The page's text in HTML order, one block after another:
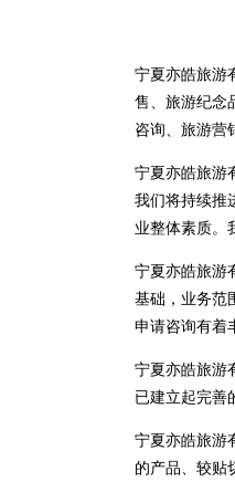
宁夏亦皓旅游
售、旅游纪念
咨询、旅游营
宁夏亦皓旅游
我们将持续推
业整体素质。
宁夏亦皓旅游
基础，业务范
申请咨询有着
宁夏亦皓旅游
已建立起完善
宁夏亦皓旅游
的产品、较贴